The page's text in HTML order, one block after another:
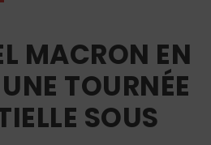
MACRON EN
TOURNÉE
SOUS